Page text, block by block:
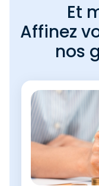
Et
Affinez
nos